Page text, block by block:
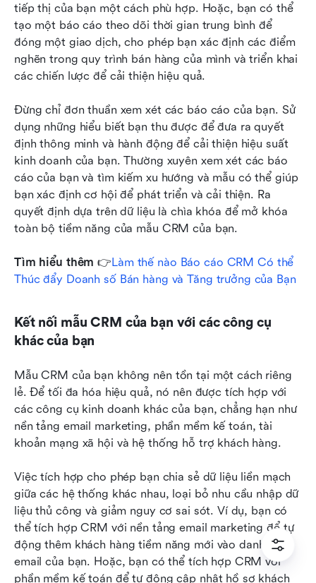
tiếp thị của bạn một cách phù hợp. Hoặc, bạn có thể
tạo một báo cáo theo dõi thời gian trung bình để
đóng một giao dịch, cho phép bạn xác định các điểm
nghẽn trong quy trình bán hàng của mình và triển khai
các chiến lược để cải thiện hiệu quả.
Đừng chỉ đơn thuần xem xét các báo cáo của bạn. Sử
dụng những hiểu biết bạn thu được để đưa ra quyết
định thông minh và hành động để cải thiện hiệu suất
kinh doanh của bạn. Thường xuyên xem xét các báo
cáo của bạn và tìm kiếm xu hướng và mẫu có thể giúp
bạn xác định cơ hội để phát triển và cải thiện. Ra
quyết định dựa trên dữ liệu là chìa khóa để mở khóa
toàn bộ tiềm năng của mẫu CRM của bạn.
Tìm hiểu thêm 👉Làm thế nào Báo cáo CRM Có thể
Thúc đẩy Doanh số Bán hàng và Tăng trưởng của Bạn
Kết nối mẫu CRM của bạn với các công cụ
khác của bạn
Mẫu CRM của bạn không nên tồn tại một cách riêng
lẻ. Để tối đa hóa hiệu quả, nó nên được tích hợp với
các công cụ kinh doanh khác của bạn, chẳng hạn như
nền tảng email marketing, phần mềm kế toán, tài
khoản mạng xã hội và hệ thống hỗ trợ khách hàng.
Việc tích hợp cho phép bạn chia sẻ dữ liệu liền mạch
giữa các hệ thống khác nhau, loại bỏ nhu cầu nhập dữ
liệu thủ công và giảm nguy cơ sai sót. Ví dụ, bạn có
thể tích hợp CRM với nền tảng email marketing để tự
động thêm khách hàng tiềm năng mới vào danh sách
email của bạn. Hoặc, bạn có thể tích hợp CRM với
phần mềm kế toán để tự động cập nhật hồ sơ khách